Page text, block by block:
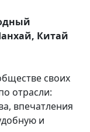
Китай
своих
отрасли:
впечатления
и